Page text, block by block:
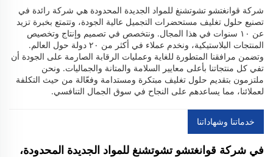
شركة قوانغتشو تشوتشنغ للمواد الجديدة المحدودة هي شركة رائدة في
تصنيع حلول تغليف مستحضرات التجميل عالية الجودة، وتتمتع بخبرة تزيد
عن ١٠ سنوات في هذا المجال. ونتخصص في تصميم وإنتاج وتخصيص
المنتجات البلاستيكية، ونخدم عملاء في أكثر من ٢٠ دولة حول العالم.
وتضمن مرافقنا المتطورة للغاية وعمليات الرقابة الصارمة على الجودة أن
تفي كل منتجاتنا بأعلى معايير السلامة والمتانة والجماليات. ونحن
ملتزمون بتقديم حلول تغليف مبتكرة ومستدامة وفعّالة من حيث التكلفة
لعملائنا، مما يساعدهم على النجاح في سوق الجمال التنافسي.
خدماتنا وشهاداتنا
في شركة قوانغتشو تشوتشنغ للمواد الجديدة المحدودة،